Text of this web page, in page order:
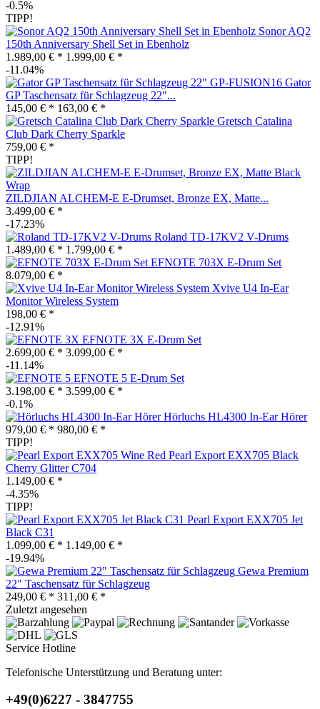
-0.5%
TIPP!
Sonor AQ2
150th Anniversary Shell Set in Ebenholz
1.989,00 € * 1.999,00 € *
-11.04%
Gator
GP Taschensatz für Schlagzeug 22"...
145,00 € * 163,00 € *
Gretsch Catalina
Club Dark Cherry Sparkle
759,00 € *
TIPP!
ZILDJIAN ALCHEM-E E-Drumset, Bronze EX, Matte...
3.499,00 € *
-17.23%
Roland TD-17KV2 V-Drums
1.489,00 € * 1.799,00 € *
EFNOTE 703X E-Drum Set
8.079,00 € *
Xvive U4 In-Ear
Monitor Wireless System
198,00 € *
-12.91%
EFNOTE 3X E-Drum Set
2.699,00 € * 3.099,00 € *
-11.14%
EFNOTE 5 E-Drum Set
3.198,00 € * 3.599,00 € *
-0.1%
Hörluchs HL4300 In-Ear Hörer
979,00 € * 980,00 € *
TIPP!
Pearl Export EXX705 Black
Cherry Glitter C704
1.149,00 € *
-4.35%
TIPP!
Pearl Export EXX705 Jet
Black C31
1.099,00 € * 1.149,00 € *
-19.94%
Gewa Premium
22" Taschensatz für Schlagzeug
249,00 € * 311,00 € *
Zuletzt angesehen
Service Hotline
Telefonische Unterstützung und Beratung unter:
+49(0)6227 - 3847755